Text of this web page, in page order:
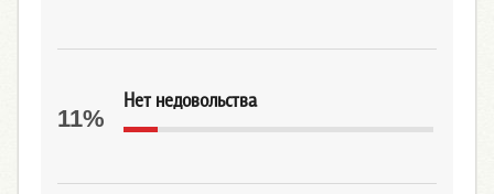
Нет недовольства
11%